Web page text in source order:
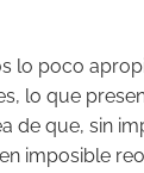
lo poco
lo que
de que, sin
imposible